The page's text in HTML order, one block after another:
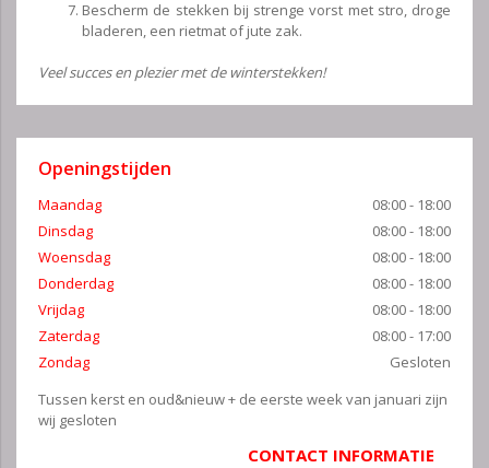
Bescherm de stekken bij strenge vorst met stro, droge
bladeren, een rietmat of jute zak.
Veel succes en plezier met de winterstekken!
Openingstijden
Maandag
08:00 - 18:00
Dinsdag
08:00 - 18:00
Woensdag
08:00 - 18:00
Donderdag
08:00 - 18:00
Vrijdag
08:00 - 18:00
Zaterdag
08:00 - 17:00
Zondag
Gesloten
Tussen kerst en oud&nieuw + de eerste week van januari zijn
wij gesloten
CONTACT INFORMATIE